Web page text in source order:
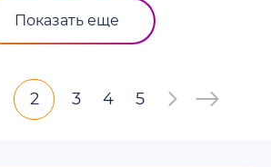
Показать еще
2 3 4 5